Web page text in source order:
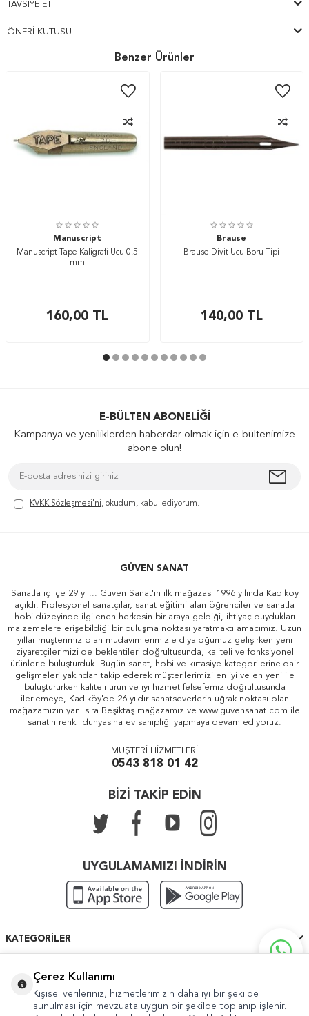
TAVSIYE ET
ÖNERI KUTUSU
Benzer Ürünler
Manuscript
Manuscript Tape Kaligrafi Ucu 0.5
mm
160,00 TL
Brause
Brause Divit Ucu Boru Tipi
140,00TL
E-BÜLTEN ABONELIĞI
Kampanya ve yeniliklerden haberdar olmak için e-bültenimize
abone olun!
KVKK Sözleşmesi'ni, okudum, kabul ediyorum.
GÜVEN SANAT
Sanatla iç içe 29 yıl... Güven Sanat'ın ilk mağazası 1996 yılında Kadıköy
açıldı. Profesyonel sanatçılar, sanat eğitimi alan öğrenciler ve sanatla
hobi düzeyinde ilgilenen herkesin bir araya geldiği, ihtiyaç duydukları
malzemelere erişebildiği bir buluşma noktası yaratmaktı amacımız. Uzun
yıllar müşterimiz olan müdavimlerimizle diyaloğumuz gelişirken yeni
ziyaretçilerimizi de beklentileri doğrultusunda, kaliteli ve fonksiyonel
ürünlerle buluşturduk. Bugün sanat, hobi ve kırtasiye kategorilerine dair
gelişmeleri yakından takip ederek müşterilerimizi en iyi ve en yeni ile
buluştururken kaliteli ürün ve iyi hizmet felsefemiz doğrultusunda
ilerlemeye, Kadıköy'de 26 yıldır sanatseverlerin uğrak noktası olan
mağazamızın yanı sıra Beşiktaş mağazamız ve www.guvensanat.com ile
sanatın renkli dünyasına ev sahipliği yapmaya devam ediyoruz.
MÜŞTERİ HİZMETLERİ
0543 818 01 42
BİZİ TAKİP EDİN
UYGULAMAMIZI İNDİRİN
KATEGORILER
HIZLI ERIŞIM
Çerez Kullanımı
Kişisel verileriniz, hizmetlerimizin daha iyi bir şekilde
sunulması için mevzuata uygun bir şekilde toplanıp işlenir.